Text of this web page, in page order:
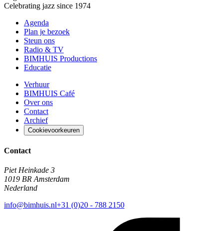
Celebrating jazz since 1974
Agenda
Plan je bezoek
Steun ons
Radio & TV
BIMHUIS Productions
Educatie
Verhuur
BIMHUIS Café
Over ons
Contact
Archief
Cookievoorkeuren
Contact
Piet Heinkade 3
1019 BR Amsterdam
Nederland
info@bimhuis.nl+31 (0)20 - 788 2150